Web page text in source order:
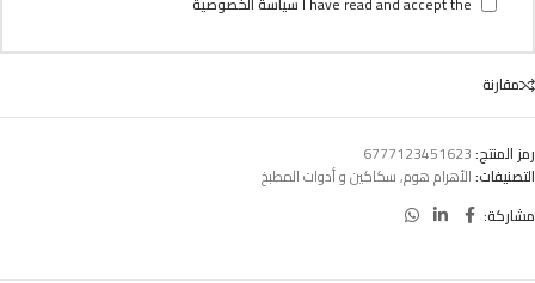
مقارنة
رمز المنتج:6777123451623
التصنيفات:الأهرام هوم,سكاكين و أدوات المطبخ
مشاركة: